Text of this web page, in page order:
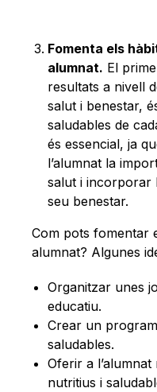
Fomenta els
alumnat. El
resultats a nivell
salut i benestar,
saludables de
és essencial, ja
l’alumnat la
salut i incorporar
seu benestar.
Com pots fomentar
alumnat? Algunes
Organitzar unes
educatiu.
Crear un
saludables.
Oferir a
nutritius i